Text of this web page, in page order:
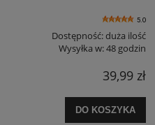
5.0
Dostępność:duża ilość
Wysyłka w:48 godzin
39,99 zł
DO KOSZYKA